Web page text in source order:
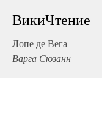
ВикиЧтение
Лопе де Вега
Варга Сюзанн